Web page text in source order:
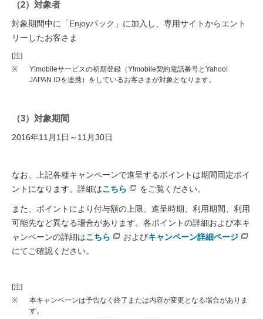
（2）対象者
対象期間中に「Enjoyパック」に加入し、専用サイトからエント
リーしたお客さま
[注]
※
Y!mobileサービスの初期登録（Y!mobile契約電話番号とYahoo!
JAPAN IDを連携）をしているお客さまが対象となります。
（3）対象期間
2016年11月1日～11月30日
なお、上記各種キャンペーンで進呈するポイントは期間固定ポイ
ントになります。詳細はこちら をご覧ください。
また、ポイントにより付与額の上限、進呈時期、利用期間、利用
可能先など異なる場合があります。各ポイントの詳細および本キ
ャンペーンの詳細はこちら およびキャンペーン詳細ページ
にてご確認ください。
[注]
※
本キャンペーンは予告なく終了または内容が変更となる場合がありま
す。